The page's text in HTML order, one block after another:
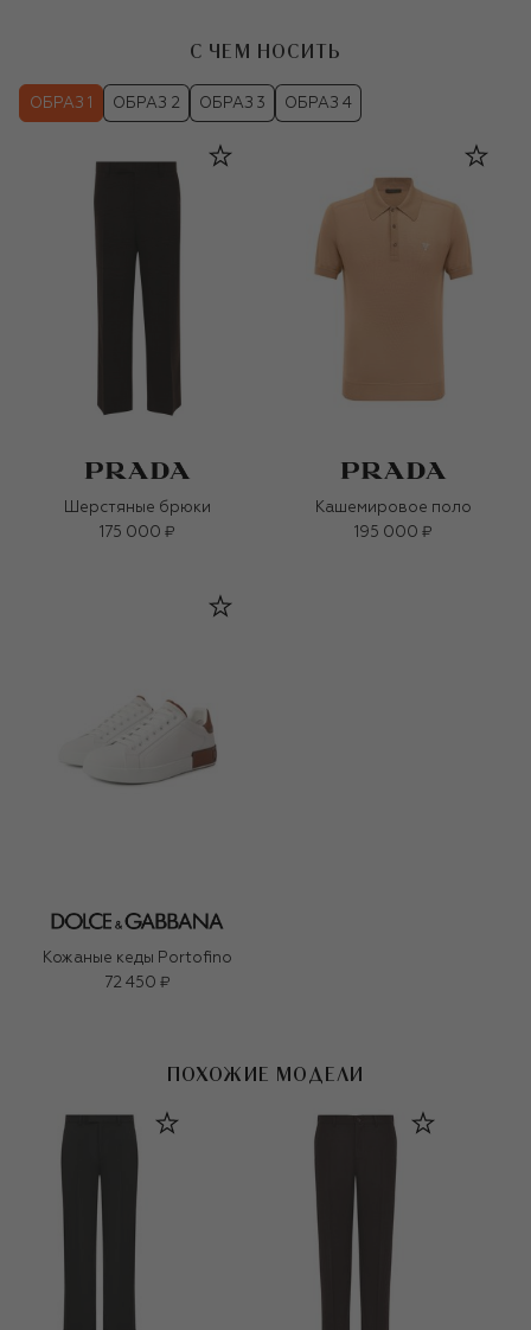
С ЧЕМ НОСИТЬ
ОБРАЗ 1 ОБРАЗ 2 ОБРАЗ 3 ОБРАЗ 4
Шерстяные брюки
175 000 ₽
Кашемировое поло
195 000 ₽
Кожаные кеды Portofino
72 450 ₽
ПОХОЖИЕ МОДЕЛИ